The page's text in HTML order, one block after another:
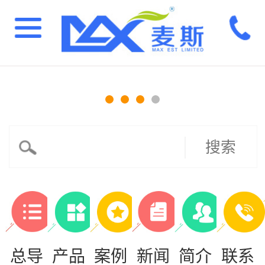
搜索
总导 产品 案例 新闻 简介 联系